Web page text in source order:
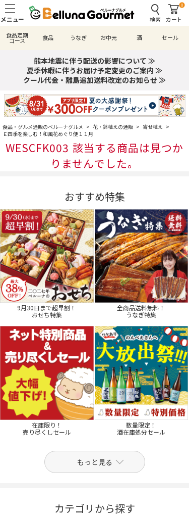
検索
0
カート
食品定期
コース 食品 うなぎ お中元 酒 セール
熊本地震に伴う配送の影響について ≫
夏季休暇に伴うお届け予定変更のご案内 ≫
クール代金・離島追加送料改定のお知らせ ≫
食品・グルメ通販のベルーナグルメ > 花・鉢植えの通販 > 寄せ植え
>
Ｅ四季を楽しむ！和風花めぐり便１１月
WESCFK003 該当する商品は見つか
りませんでした。
おすすめ特集
9月30日まで超早割！
おせち特集
全商品送料無料！
うなぎ特集
在庫限り！
売り尽くしセール
数量限定！
酒在庫処分セール
もっと見る
カテゴリから探す